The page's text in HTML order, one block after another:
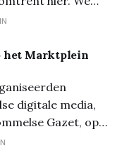
vanwege
we hieronder ook
vandaag goed.
het Marktplein
digitale media,
Gazet, op
Jean-Jacques